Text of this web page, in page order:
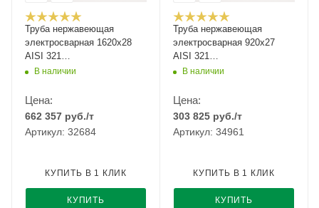
Труба нержавеющая
электросварная 1620х28
AISI 321
12Х18Н10Т/08Х18Н10Т
В наличии
Цена:
662 357 руб./т
Артикул: 32684
КУПИТЬ
КУПИТЬ В 1 КЛИК
Труба нержавеющая
электросварная 920х27
AISI 321
12Х18Н10Т/08Х18Н10Т
В наличии
Цена:
303 825 руб./т
Артикул: 34961
КУПИТЬ
КУПИТЬ В 1 КЛИК